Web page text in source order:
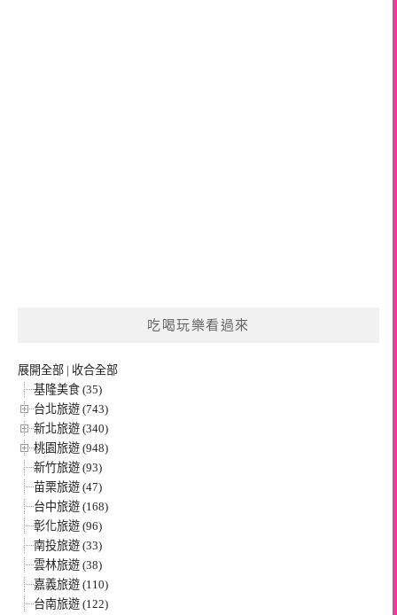
吃喝玩樂看過來
展開全部 | 收合全部
基隆美食 (35)
台北旅遊 (743)
新北旅遊 (340)
桃園旅遊 (948)
新竹旅遊 (93)
苗栗旅遊 (47)
台中旅遊 (168)
彰化旅遊 (96)
南投旅遊 (33)
雲林旅遊 (38)
嘉義旅遊 (110)
台南旅遊 (122)